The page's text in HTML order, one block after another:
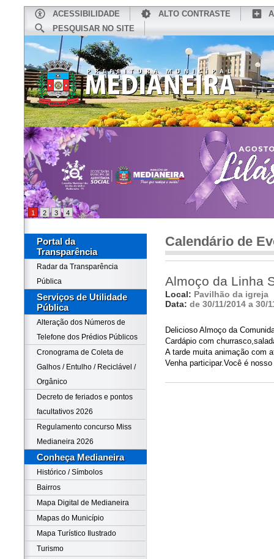
ACESSIBILIDADE ALTO CONTRASTE
PESQUISAR NO SITE
CONHEÇA MEDIANEIRA
1 2 3 4
Portal da
Transparência
Radar da Transparência
Pública
Serviços de Utilidade
Pública
Alteração dos Números de
Telefone dos Prédios Públicos
Cronograma de Coleta de
Galhos / Entulho / Reciclável /
Orgânico
Decreto de feriados e pontos
facultativos 2026
Regulamento concurso Miss
Medianeira 2026
Conheça Medianeira
Histórico / Símbolos
Bairros
Mapa Digital de Medianeira
Mapas do Município
Mapa Turístico Ilustrado
Turismo
Calendário de
Almoço da Linha
Local: Pavilhão da igreja
Data: de 30/11/2014 a 30/
Delicioso Almoço da
Cardápio com
A tarde muita animação com
Venha participar.Você é